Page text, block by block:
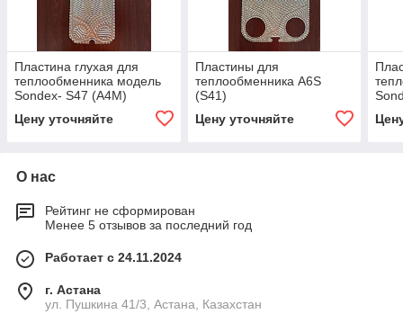
Пластина глухая для
теплообменника модель
Sondex- S47 (А4М)
Цену уточняйте
Пластины для
теплообменника A6S
(S41)
Цену уточняйте
О нас
Рейтинг не сформирован
Менее 5 отзывов за последний год
Работает с 24.11.2024
г. Астана
ул. Пушкина 41/3, Астана, Казахстан